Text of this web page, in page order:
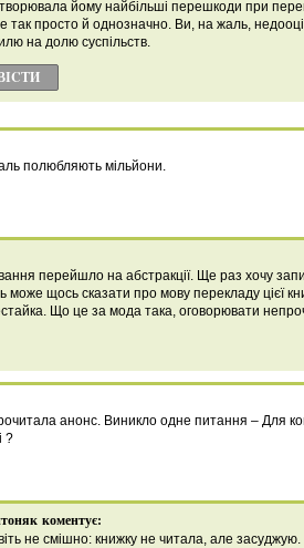
йому найбільші перешкоди при
так просто й однозначно. Ви, на жаль,
на долю суспільств.
полюбляють мільйони.
перейшло на абстракції. Ще раз хочу
може щось сказати про мову перекладу цієї
Що це за мода така, оговорювати
анонс. Виникло одне питання – Для
?
коментує:
не смішно: книжку не читала, але